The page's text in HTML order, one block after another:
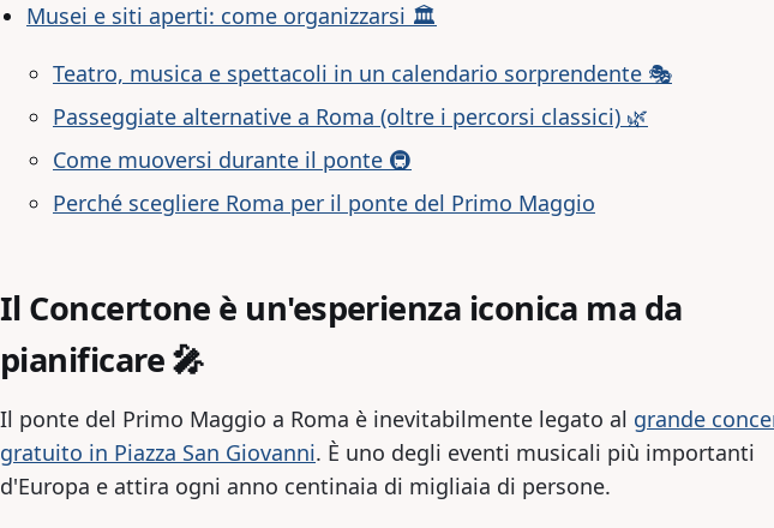
Musei e siti aperti: come organizzarsi 🏛️
Teatro, musica e spettacoli in un calendario sorprendente 🎭
Passeggiate alternative a Roma (oltre i percorsi classici) 🌿
Come muoversi durante il ponte 🚇
Perché scegliere Roma per il ponte del Primo Maggio
Il Concertone è un'esperienza iconica ma da
pianificare 🎤
Il ponte del Primo Maggio a Roma è inevitabilmente legato al grande
gratuito in Piazza San Giovanni. È uno degli eventi musicali più importanti
d'Europa e attira ogni anno centinaia di migliaia di persone.